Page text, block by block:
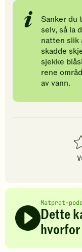
Sanker du
selv, så la
natten slik
skadde
sjekke
rene
av vann.
1
Matprat-
Dette